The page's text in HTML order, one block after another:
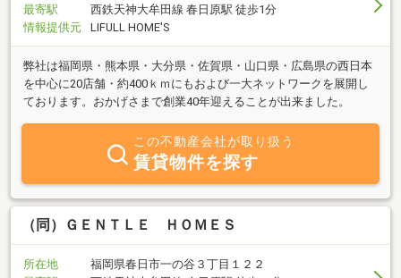
最寄駅
西鉄天神大牟田線 春日原駅 徒歩1分
情報提供元
LIFULL HOME'S
弊社は福岡県・熊本県・大分県・佐賀県・山口県・広島県の西日本
を中心に20店舗・約400ｋｍにもおよび一大ネットワークを展開し
ております。おかげさまで創業40年迎えることが出来ました。
この不動産会社が取り扱う
賃貸物件を探す
（同）ＧＥＮＴＬＥ ＨＯＭＥＳ
所在地
福岡県春日市一の谷３丁目１２２